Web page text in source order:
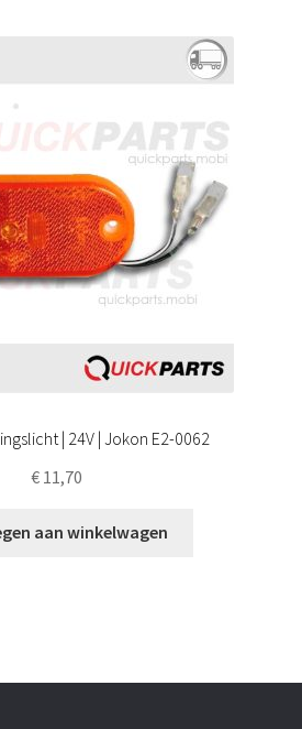
| 24V | Jokon E2-0062
€11,70
aan winkelwagen